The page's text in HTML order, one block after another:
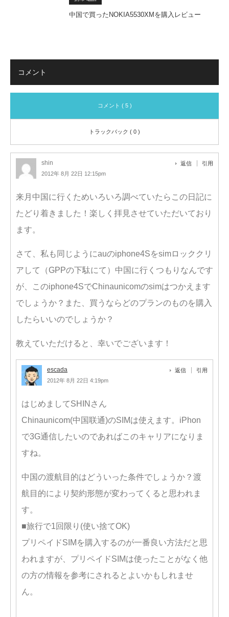
中国で買ったNOKIA5530XMを購入レビュー
コメント
コメント ( 5 )
トラックバック ( 0 )
shin
2012年 8月 22日 12:15pm
返信 引用
来月中国に行くためいろいろ調べていたらこの日記に
たどり着きました！楽しく拝見させていただいており
ます。
さて、私も同じようにauのiphone4Sをsimロッククリ
アして（GPPの下駄にて）中国に行くつもりなんです
が、このiphone4SでChinaunicomのsimはつかえます
でしょうか？また、買うならどのプランのものを購入
したらいいのでしょうか？
教えていただけると、幸いでございます！
escada
2012年 8月 22日 4:19pm
返信 引用
はじめましてSHINさん
Chinaunicom(中国联通)のSIMは使えます。iPhon
で3G通信したいのであればこのキャリアになりま
すね。
中国の渡航目的はどういった条件でしょうか？渡
航目的により契約形態が変わってくると思われま
す。
■旅行で1回限り(使い捨てOK)
プリペイドSIMを購入するのが一番良い方法だと思
われますが、プリペイドSIMは使ったことがなく他
の方の情報を参考にされるとよいかもしれませ
ん。